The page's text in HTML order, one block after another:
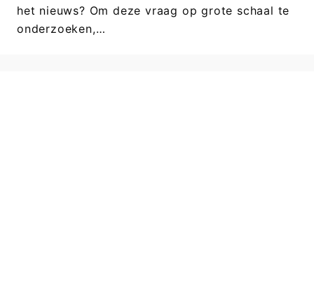
het nieuws? Om deze vraag op grote schaal te
onderzoeken,…